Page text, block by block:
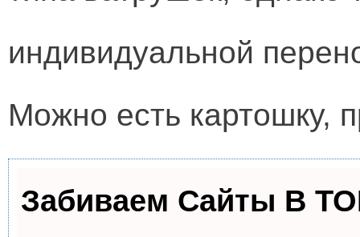
индивидуальной
Можно есть картошку,
Забиваем Сайты В